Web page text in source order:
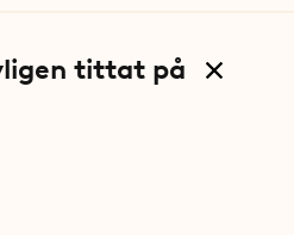
tittat på